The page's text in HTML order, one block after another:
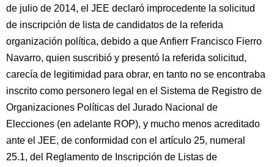
de julio de 2014, el JEE declaró improcedente la solicitud
de inscripción de lista de candidatos de la referida
organización política, debido a que Anfierr Francisco Fierro
Navarro, quien suscribió y presentó la referida solicitud,
carecía de legitimidad para obrar, en tanto no se encontraba
inscrito como personero legal en el Sistema de Registro de
Organizaciones Políticas del Jurado Nacional de
Elecciones (en adelante ROP), y mucho menos acreditado
ante el JEE, de conformidad con el artículo 25, numeral
25.1, del Reglamento de Inscripción de Listas de